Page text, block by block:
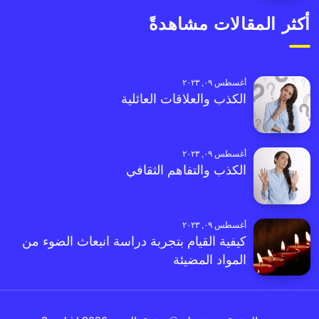
أكثر المقالات مشاهدةً
أغسطس ٠٩, ٢٠٢٣
الكذب والعلاقات العائلية
أغسطس ٠٩, ٢٠٢٣
الكذب والتفاهم الثقافي
أغسطس ٠٩, ٢٠٢٣
كيفية القيام بتجربة دراسة انبعاث الضوء من
المواد المضيئة